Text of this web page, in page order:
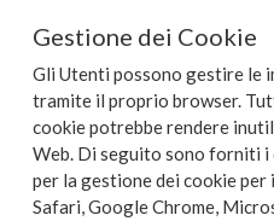
Gestione dei Cookie
Gli Utenti possono gestire le
tramite il proprio browser.
cookie potrebbe rendere
Web. Di seguito sono forniti
per la gestione dei cookie per
Safari, Google Chrome,